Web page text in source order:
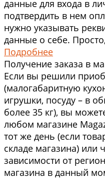
данные для входа в
подтвердить в нем
нужно указывать
данные о себе.
Подробнее
Получение заказа в
Если вы решили
(малогабаритную
игрушки, посуду – в
более 35 кг), вы
любом магазине
тот же день (если
складе магазина) или
зависимости от
магазина в данный